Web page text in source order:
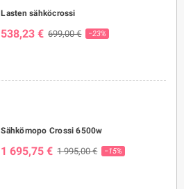
Lasten sähköcrossi
538,23 € 699,00 € −23%
Sähkömopo Crossi 6500w
1 695,75 € 1 995,00 € −15%